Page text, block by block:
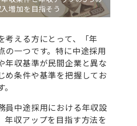
増加を目指そう
考える方にとって、「年
の一つです。特に中途採用
年収基準が民間企業と異な
め条件や基準を把握してお
員中途採用における年収設
年収アップを目指す方法を